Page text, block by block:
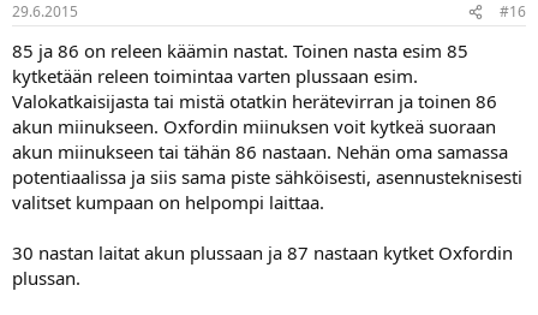
29.6.2015 #16
85 ja 86 on releen käämin nastat. Toinen nasta esim 85
kytketään releen toimintaa varten plussaan esim.
Valokatkaisijasta tai mistä otatkin herätevirran ja toinen 86
akun miinukseen. Oxfordin miinuksen voit kytkeä suoraan
akun miinukseen tai tähän 86 nastaan. Nehän oma samassa
potentiaalissa ja siis sama piste sähköisesti, asennusteknisesti
valitset kumpaan on helpompi laittaa.
30 nastan laitat akun plussaan ja 87 nastaan kytket Oxfordin
plussan.